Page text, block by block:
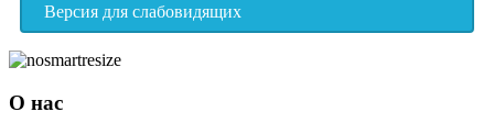
Версия для слабовидящих
О нас